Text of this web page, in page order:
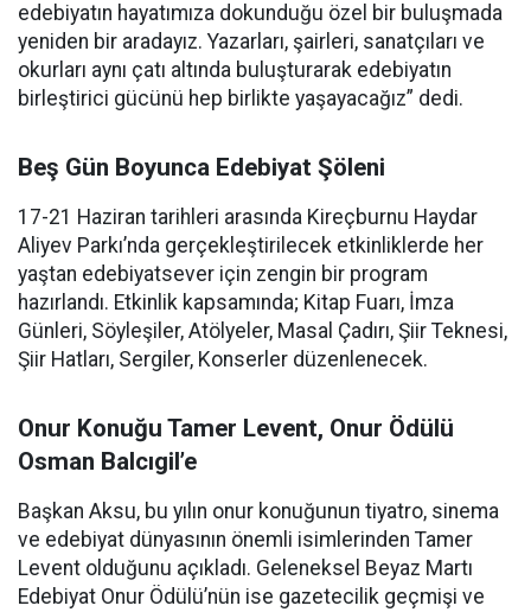
edebiyatın hayatımıza dokunduğu özel bir buluşmada
yeniden bir aradayız. Yazarları, şairleri, sanatçıları ve
okurları aynı çatı altında buluşturarak edebiyatın
birleştirici gücünü hep birlikte yaşayacağız” dedi.
Beş Gün Boyunca Edebiyat Şöleni
17-21 Haziran tarihleri arasında Kireçburnu Haydar
Aliyev Parkı’nda gerçekleştirilecek etkinliklerde her
yaştan edebiyatsever için zengin bir program
hazırlandı. Etkinlik kapsamında; Kitap Fuarı, İmza
Günleri, Söyleşiler, Atölyeler, Masal Çadırı, Şiir Teknesi,
Şiir Hatları, Sergiler, Konserler düzenlenecek.
Onur Konuğu Tamer Levent, Onur Ödülü
Osman Balcıgil’e
Başkan Aksu, bu yılın onur konuğunun tiyatro, sinema
ve edebiyat dünyasının önemli isimlerinden Tamer
Levent olduğunu açıkladı. Geleneksel Beyaz Martı
Edebiyat Onur Ödülü’nün ise gazetecilik geçmişi ve